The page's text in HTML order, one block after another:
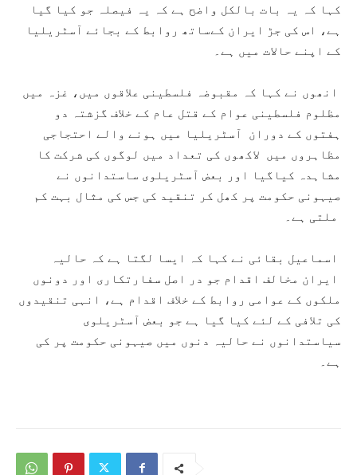
کہا کہ یہ بات بالکل واضح ہے کہ یہ فیصلہ جو کیا گیا
ہے، اس کی جڑ ایران کےساتھ روابط کے بجائے آسٹریلیا
کے اپنے حالات میں ہے۔
انھوں نے کہا کہ مقبوضہ فلسطینی علاقوں میں، غزہ میں
مظلوم فلسطینی عوام کے قتل عام کے خلاف گزشتہ دو
ہفتوں کے دوران آسٹریلیا میں ہونے والے احتجاجی
مظاہروں میں لاکھوں کی تعداد میں لوگوں کی شرکت کا
مشاہدہ کیاگیا اور بعض آسٹریلوی ساستدانوں نے
صیہونی حکومت پر کھل کر تنقید کی جس کی مثال بہت کم
ملتی ہے۔
اسماعیل بقائی نے کہا کہ ایسا لگتا ہے کہ حالیہ
ایران مخالف اقدام جو در اصل سفارتکاری اور دونوں
ملکوں کے عوامی روابط کے خلاف اقدام ہے، انہی تنقیدوں
کی تلافی کے لئے کیا گیا ہے جو بعض آسٹریلوی
سیاستدانوں نے حالیہ دنوں میں صیہونی حکومت پر کی
ہے۔